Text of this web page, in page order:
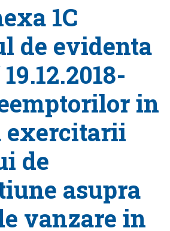
1C
de evidenta
in
exercitarii
de
asupra
vanzare in